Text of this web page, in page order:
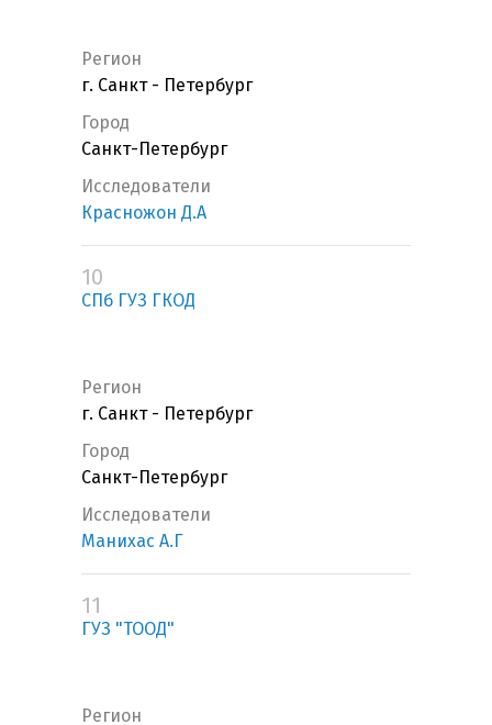
Регион
г. Санкт - Петербург
Город
Санкт-Петербург
Исследователи
Красножон Д.А
10
СПб ГУЗ ГКОД
Регион
г. Санкт - Петербург
Город
Санкт-Петербург
Исследователи
Манихас А.Г
11
ГУЗ "ТООД"
Регион